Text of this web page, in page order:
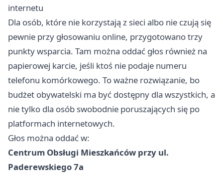
internetu
Dla osób, które nie korzystają z sieci albo nie czują się
pewnie przy głosowaniu online, przygotowano trzy
punkty wsparcia. Tam można oddać głos również na
papierowej karcie, jeśli ktoś nie podaje numeru
telefonu komórkowego. To ważne rozwiązanie, bo
budżet obywatelski ma być dostępny dla wszystkich, a
nie tylko dla osób swobodnie poruszających się po
platformach internetowych.
Głos można oddać w:
Centrum Obsługi Mieszkańców przy ul.
Paderewskiego 7a